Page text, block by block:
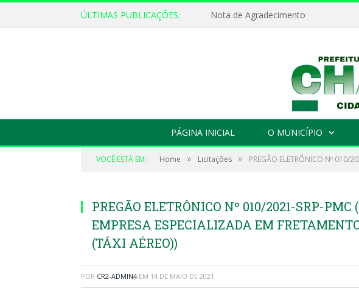
ÚLTIMAS PUBLICAÇÕES: Nota de Agradecimento
PÁGINA INICIAL O MUNICÍPIO
VOCÊ ESTÁ EM: Home » Licitações » PREGÃO ELETRÔNICO Nº 010/
PREGÃO ELETRÔNICO Nº 010/2021-SRP-PMC
EMPRESA ESPECIALIZADA EM
(TÁXI AÉREO))
POR CR2-ADMIN4 EM 14 DE MAIO DE 2021